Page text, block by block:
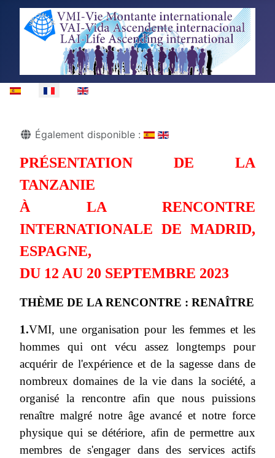
Sélectionnez votre langue
DétailsÉgalement disponible :
PRÉSENTATION DE LA
TANZANIE
À LA RENCONTRE
INTERNATIONALE DE MADRID,
ESPAGNE,
DU 12 AU 20 SEPTEMBRE 2023
THÈME DE LA RENCONTRE : RENAÎTRE
1.VMI, une organisation pour les femmes et les
hommes qui ont vécu assez longtemps pour
acquérir de l'expérience et de la sagesse dans de
nombreux domaines de la vie dans la société, a
organisé la rencontre afin que nous puissions
renaître malgré notre âge avancé et notre force
physique qui se détériore, afin de permettre aux
membres de s'engager dans des services actifs